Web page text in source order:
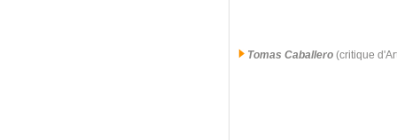
Tomas Caballero (critique